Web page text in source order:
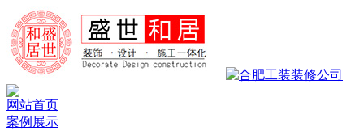
网站首页
案例展示